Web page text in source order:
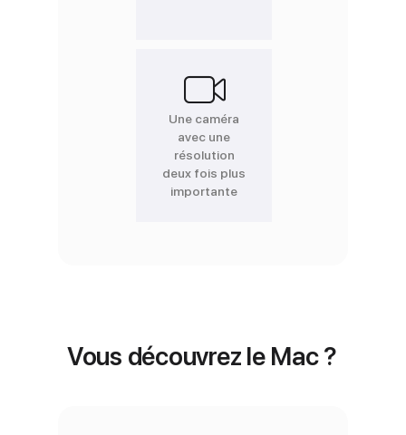
Une caméra
avec une
résolution
deux fois plus
importante
Vous découvrez le Mac ?